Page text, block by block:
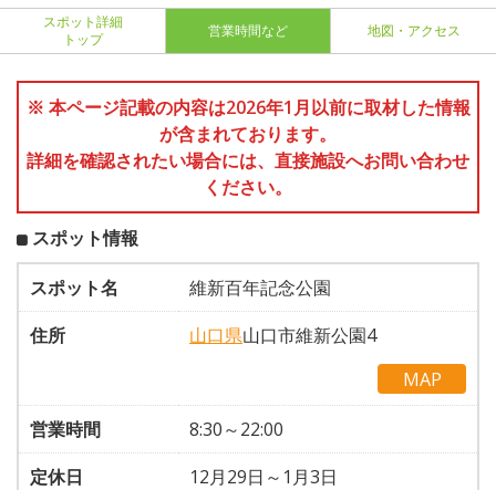
スポット詳細
トップ
営業時間など 地図・アクセス
※ 本ページ記載の内容は2026年1月以前に取材した情報
が含まれております。
詳細を確認されたい場合には、直接施設へお問い合わせ
ください。
スポット情報
スポット名
維新百年記念公園
住所
山口県山口市維新公園4
MAP
営業時間
8:30～22:00
定休日
12月29日～1月3日